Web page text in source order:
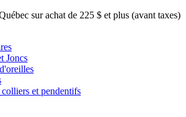
sur achat de 225 $ et plus (avant taxes)
Joncs
et pendentifs